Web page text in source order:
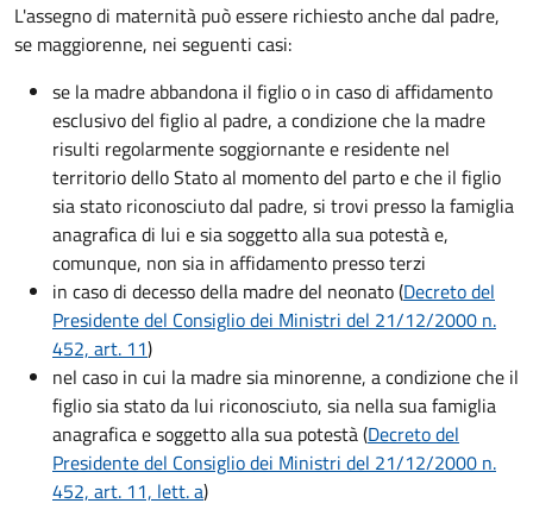
L'assegno di maternità può essere richiesto anche dal padre,
se maggiorenne, nei seguenti casi:
se la madre abbandona il figlio o in caso di affidamento
esclusivo del figlio al padre, a condizione che la madre
risulti regolarmente soggiornante e residente nel
territorio dello Stato al momento del parto e che il figlio
sia stato riconosciuto dal padre, si trovi presso la famiglia
anagrafica di lui e sia soggetto alla sua potestà e,
comunque, non sia in affidamento presso terzi
in caso di decesso della madre del neonato (Decreto del
Presidente del Consiglio dei Ministri del 21/12/2000 n.
452, art. 11)
nel caso in cui la madre sia minorenne, a condizione che il
figlio sia stato da lui riconosciuto, sia nella sua famiglia
anagrafica e soggetto alla sua potestà (Decreto del
Presidente del Consiglio dei Ministri del 21/12/2000 n.
452, art. 11, lett. a)